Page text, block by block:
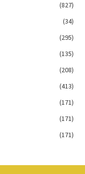
(827)
(34)
(295)
(135)
(208)
(413)
(171)
(171)
(171)